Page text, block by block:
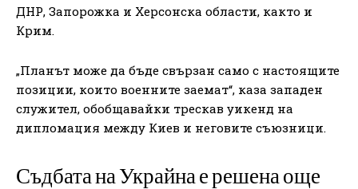
ДНР, Запорожка и Херсонска области, както и
Крим.
„Планът може да бъде свързан само с настоящите
позиции, които военните заемат“, каза западен
служител, обобщавайки трескав уикенд на
дипломация между Киев и неговите съюзници.
Съдбата на Украйна е решена още